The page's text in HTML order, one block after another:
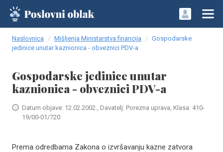
Naslovnica Mišljenja Ministarstva financija
Gospodarske
jedinice unutar kaznionica - obveznici PDV-a
Gospodarske jedinice unutar
kaznionica - obveznici PDV-a
Datum objave: 12.02.2002., Davatelj: Porezna uprava, Klasa: 410-
19/00-01/720
Prema odredbama Zakona o izvršavanju kazne zatvora